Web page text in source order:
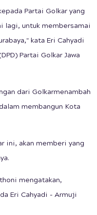
Partai Golkar yang
lagi, untuk membersamai
kata Eri Cahyadi
Partai Golkar Jawa
dari Golkarmenambah
membangun Kota
ini, akan memberi yang
mengatakan,
Eri Cahyadi - Armuji